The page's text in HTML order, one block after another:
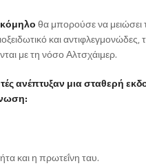
θα μπορούσε να μειώσει
και αντιφλεγμονώδες,
με τη νόσο Αλτσχάιμερ.
ανέπτυξαν μια σταθερή
και η πρωτεΐνη ταυ.